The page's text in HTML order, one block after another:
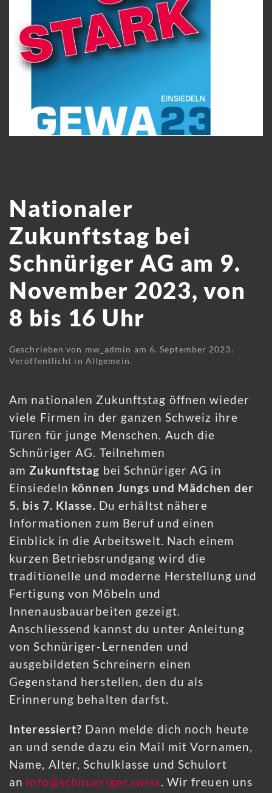
Nationaler
Zukunftstag bei
Schnüriger AG am 9.
November 2023, von
8 bis 16 Uhr
Geschrieben von mw_admin am 6. September 2023.
Veröffentlicht in Allgemein.
Am nationalen Zukunftstag öffnen wieder
viele Firmen in der ganzen Schweiz ihre
Türen für junge Menschen. Auch die
Schnüriger AG. Teilnehmen
amZukunftstag bei Schnüriger AG in
Einsiedeln können Jungs und Mädchen der
5. bis 7. Klasse. Du erhältst nähere
Informationen zum Beruf und einen
Einblick in die Arbeitswelt. Nach einem
kurzen Betriebsrundgang wird die
traditionelle und moderne Herstellung und
Fertigung von Möbeln und
Innenausbauarbeiten gezeigt.
Anschliessend kannst du unter Anleitung
von Schnüriger-Lernenden und
ausgebildeten Schreinern einen
Gegenstand herstellen, den du als
Erinnerung behalten darfst.
Interessiert? Dann melde dich noch heute
an und sende dazu ein Mail mit Vornamen,
Name, Alter, Schulklasse und Schulort
an info@schnueriger.swiss. Wir freuen uns